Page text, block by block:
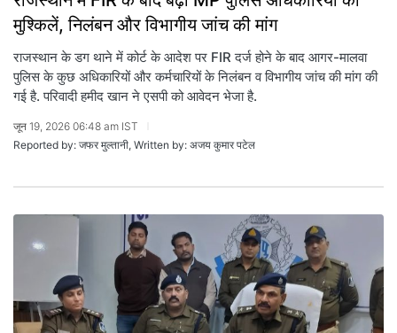
मुश्किलें, निलंबन और विभागीय जांच की मांग
राजस्थान के डग थाने में कोर्ट के आदेश पर FIR दर्ज होने के बाद आगर-मालवा
पुलिस के कुछ अधिकारियों और कर्मचारियों के निलंबन व विभागीय जांच की मांग की
गई है. परिवादी हमीद खान ने एसपी को आवेदन भेजा है.
जून 19, 2026 06:48 am IST
Reported by: जफर मुल्तानी, Written by: अजय कुमार पटेल